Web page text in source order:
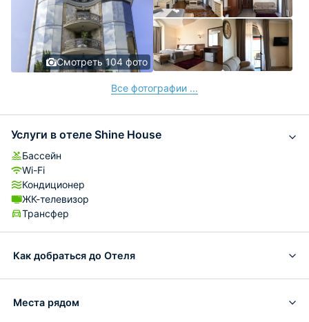
Смотреть 104 фото
Все фотографии ...
Услуги в отеле Shine House
Бассейн
Wi-Fi
Кондиционер
ЖК-телевизор
Трансфер
Как добраться до Отеля
Места рядом